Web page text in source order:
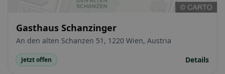
Gasthaus Schanzinger
An den alten Schanzen 51, 1220 Wien, Austria
Jetzt offen Details